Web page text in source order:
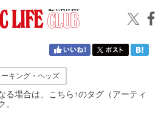
ーキング・ヘッズ
場合は、こちら↑のタグ（アーティ
。